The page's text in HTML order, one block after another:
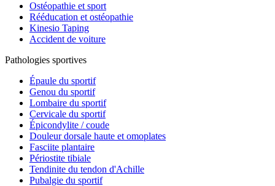
Ostéopathie et sport
Rééducation et ostéopathie
Kinesio Taping
Accident de voiture
Pathologies sportives
Épaule du sportif
Genou du sportif
Lombaire du sportif
Cervicale du sportif
Épicondylite / coude
Douleur dorsale haute et omoplates
Fasciite plantaire
Périostite tibiale
Tendinite du tendon d'Achille
Pubalgie du sportif